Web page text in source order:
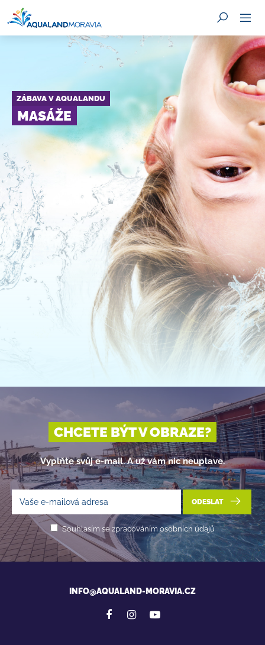
HLEDAT
ZÁBAVA V AQUALANDU
MASÁŽE
CHCETE BÝT V OBRAZE?
Vyplňte svůj e-mail. A už vám nic neuplave.
ODESLAT
Souhlasím se zpracováním osobních údajů
INFO@AQUALAND-MORAVIA.CZ